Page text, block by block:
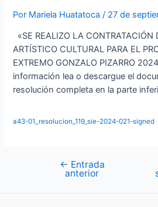
Por Mariela Huatatoca/ 27 de
«SE REALIZO LA CONTRATACIÓN
ARTÍSTICO CULTURAL PARA EL
EXTREMO GONZALO PIZARRO
información lea o descargue el
resolución completa en la parte
a43-01_resolucion_119_sie-2024-021-signed
Navegación
← Entrada
anterior